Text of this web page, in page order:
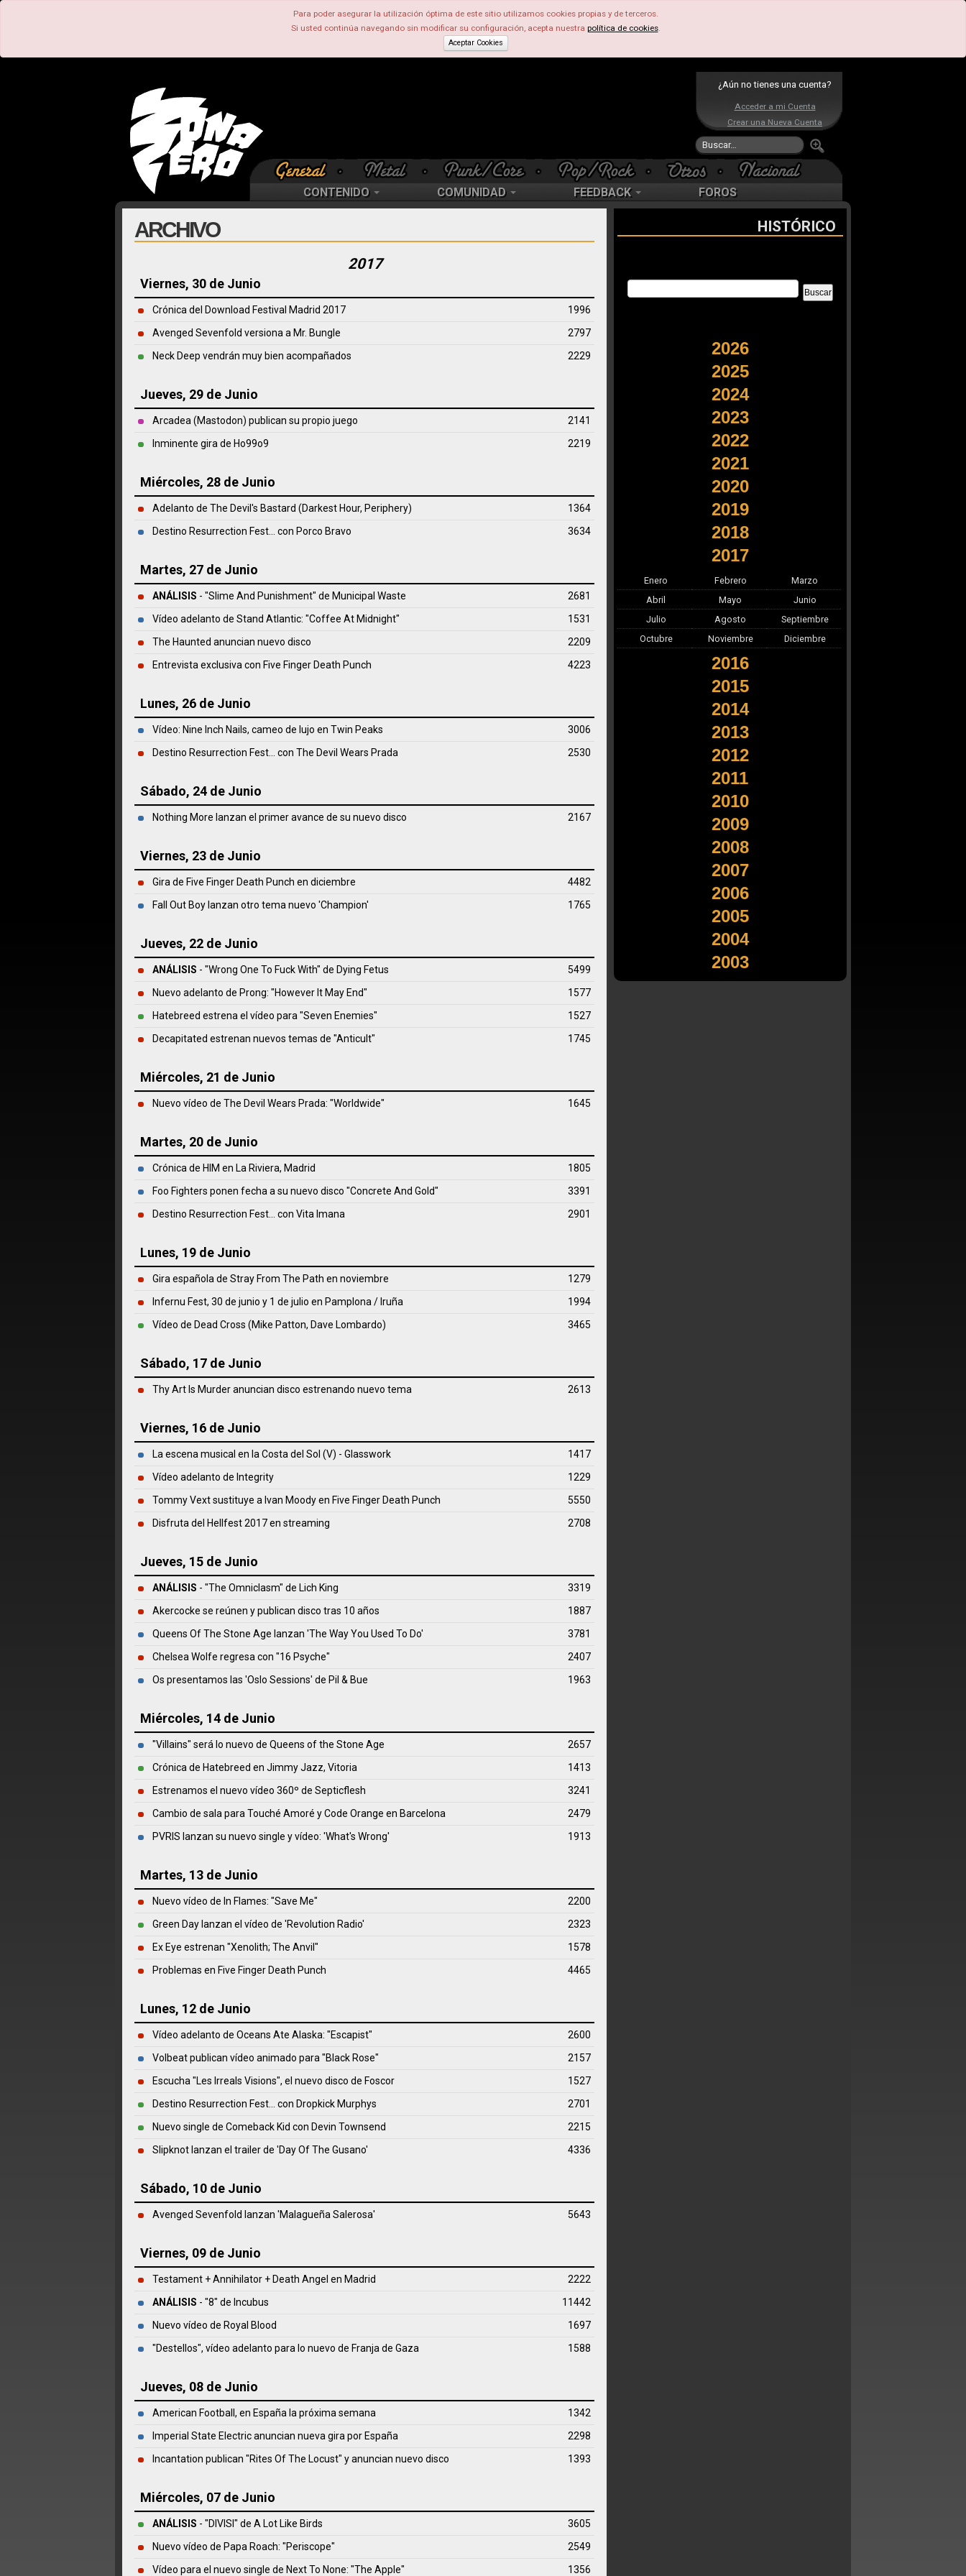
Para poder asegurar la utilización óptima de este sitio utilizamos cookies propias y de terceros.
Si usted continúa navegando sin modificar su configuración, acepta nuestra política de cookies.
Aceptar Cookies
¿Aún no tienes una cuenta?
Acceder a mi Cuenta
Crear una Nueva Cuenta
CONTENIDO COMUNIDAD FEEDBACK FOROS
ARCHIVO
2017
Viernes, 30 de Junio
Crónica del Download Festival Madrid 2017
1996
Avenged Sevenfold versiona a Mr. Bungle
2797
Neck Deep vendrán muy bien acompañados
2229
Jueves, 29 de Junio
Arcadea (Mastodon) publican su propio juego
2141
Inminente gira de Ho99o9
2219
Miércoles, 28 de Junio
Adelanto de The Devil's Bastard (Darkest Hour, Periphery)
1364
Destino Resurrection Fest... con Porco Bravo
3634
Martes, 27 de Junio
ANÁLISIS - "Slime And Punishment" de Municipal Waste
2681
Vídeo adelanto de Stand Atlantic: "Coffee At Midnight"
1531
The Haunted anuncian nuevo disco
2209
Entrevista exclusiva con Five Finger Death Punch
4223
Lunes, 26 de Junio
Vídeo: Nine Inch Nails, cameo de lujo en Twin Peaks
3006
Destino Resurrection Fest... con The Devil Wears Prada
2530
Sábado, 24 de Junio
Nothing More lanzan el primer avance de su nuevo disco 2167
Viernes, 23 de Junio
Gira de Five Finger Death Punch en diciembre
4482
Fall Out Boy lanzan otro tema nuevo 'Champion'
1765
Jueves, 22 de Junio
ANÁLISIS - "Wrong One To Fuck With" de Dying Fetus
5499
Nuevo adelanto de Prong: "However It May End"
1577
Hatebreed estrena el vídeo para "Seven Enemies"
1527
Decapitated estrenan nuevos temas de "Anticult"
1745
Miércoles, 21 de Junio
Nuevo vídeo de The Devil Wears Prada: "Worldwide" 1645
Martes, 20 de Junio
Crónica de HIM en La Riviera, Madrid
1805
Foo Fighters ponen fecha a su nuevo disco "Concrete And Gold"
3391
Destino Resurrection Fest... con Vita Imana
2901
Lunes, 19 de Junio
Gira española de Stray From The Path en noviembre
1279
Infernu Fest, 30 de junio y 1 de julio en Pamplona / Iruña
1994
Vídeo de Dead Cross (Mike Patton, Dave Lombardo)
3465
Sábado, 17 de Junio
Thy Art Is Murder anuncian disco estrenando nuevo tema 2613
Viernes, 16 de Junio
La escena musical en la Costa del Sol (V) - Glasswork
1417
Vídeo adelanto de Integrity
1229
Tommy Vext sustituye a Ivan Moody en Five Finger Death Punch
5550
Disfruta del Hellfest 2017 en streaming
2708
Jueves, 15 de Junio
ANÁLISIS - "The Omniclasm" de Lich King
3319
Akercocke se reúnen y publican disco tras 10 años
1887
Queens Of The Stone Age lanzan 'The Way You Used To Do'
3781
Chelsea Wolfe regresa con "16 Psyche"
2407
Os presentamos las 'Oslo Sessions' de Pil & Bue
1963
Miércoles, 14 de Junio
"Villains" será lo nuevo de Queens of the Stone Age
2657
Crónica de Hatebreed en Jimmy Jazz, Vitoria
1413
Estrenamos el nuevo vídeo 360º de Septicflesh
3241
Cambio de sala para Touché Amoré y Code Orange en Barcelona
2479
PVRIS lanzan su nuevo single y vídeo: 'What's Wrong'
1913
Martes, 13 de Junio
Nuevo vídeo de In Flames: "Save Me"
2200
Green Day lanzan el vídeo de 'Revolution Radio'
2323
Ex Eye estrenan "Xenolith; The Anvil"
1578
Problemas en Five Finger Death Punch
4465
Lunes, 12 de Junio
Vídeo adelanto de Oceans Ate Alaska: "Escapist"
2600
Volbeat publican vídeo animado para "Black Rose"
2157
Escucha "Les Irreals Visions", el nuevo disco de Foscor
1527
Destino Resurrection Fest... con Dropkick Murphys
2701
Nuevo single de Comeback Kid con Devin Townsend
2215
Slipknot lanzan el trailer de 'Day Of The Gusano'
4336
Sábado, 10 de Junio
Avenged Sevenfold lanzan 'Malagueña Salerosa' 5643
Viernes, 09 de Junio
Testament + Annihilator + Death Angel en Madrid
2222
ANÁLISIS - "8" de Incubus
11442
Nuevo vídeo de Royal Blood
1697
"Destellos", vídeo adelanto para lo nuevo de Franja de Gaza
1588
Jueves, 08 de Junio
American Football, en España la próxima semana
1342
Imperial State Electric anuncian nueva gira por España
2298
Incantation publican "Rites Of The Locust" y anuncian nuevo disco
1393
Miércoles, 07 de Junio
ANÁLISIS - "DIVISI" de A Lot Like Birds
3605
Nuevo vídeo de Papa Roach: "Periscope"
2549
Vídeo para el nuevo single de Next To None: "The Apple"
1356
HISTÓRICO
2026
2025
2024
2023
2022
2021
2020
2019
2018
2017
Enero Febrero
Marzo
Abril
Mayo
Junio
Julio
Agosto
Septiembre
Octubre
Noviembre Diciembre
2016
2015
2014
2013
2012
2011
2010
2009
2008
2007
2006
2005
2004
2003